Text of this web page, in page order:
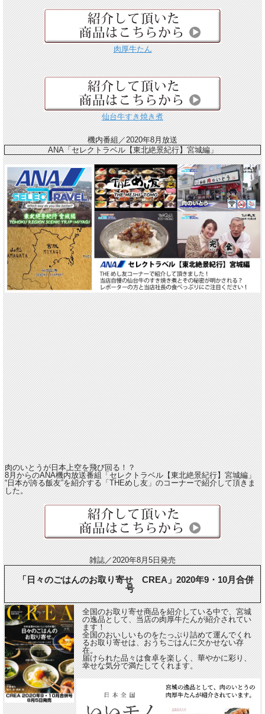
肉厚牛たん
仙台牛すき焼き煮
機内番組／2020年8月放送
ANA「セレクトラベル【東北絶景紀行】宮城編」
肉のいとうが日本上空を飛び回る！？
8月からのANA機内放送番組「セレクトラベル【東北絶景紀行】宮城編」
“日本が誇る飯友”を紹介する「THEめし友」のコーナーで紹介して頂きま
した。
雑誌／2020年8月5日発売
「日々のごはんのお取り寄せ CREA」2020年9・10月合併
号
全国のお取り寄せ商品を紹介している中で、宮城
の逸品として、当店の肉厚牛たんが紹介されてい
ます！
全国のおいしいものをたっぷり詰めて運んでくれ
るお取り寄せは、おうちごはんに欠かせない存
在。
届けられた品々は食卓を楽しく、華やかに彩り、
幸せな気分で満たしてくれます。